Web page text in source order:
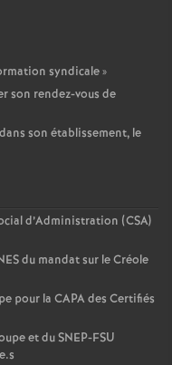
syndicale»
son rendez-vous de
son établissement, le
d’Administration (CSA)
du mandat sur le Créole
pour la CAPA des Certifiés
et du SNEP-FSU